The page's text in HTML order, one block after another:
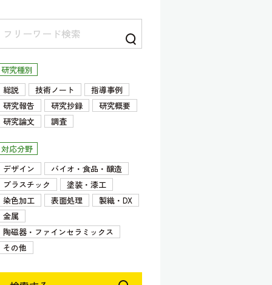
研究種別
総説
技術ノート
指導事例
研究報告
研究抄録
研究概要
研究論文
調査
対応分野
デザイン
バイオ・食品・醸造
プラスチック
塗装・漆工
染色加工
表面処理
製織・DX
金属
陶磁器・ファインセラミックス
その他